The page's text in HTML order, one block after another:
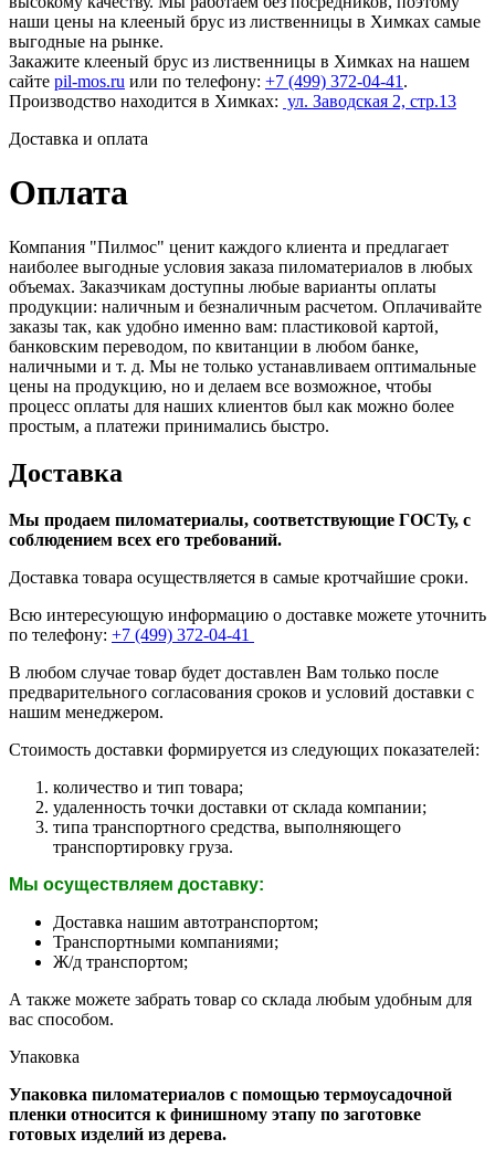
наши цены на клееный брус из лиственницы в Химках самые
выгодные на рынке.
Закажите клееный брус из лиственницы в Химках на нашем
сайте pil-mos.ru или по телефону: +7 (499) 372-04-41 .
Производство находится в Химках: ул. Заводская 2, стр.13
Доставка и оплата
Оплата
Компания "Пилмос" ценит каждого клиента и предлагает
наиболее выгодные условия заказа пиломатериалов в любых
объемах. Заказчикам доступны любые варианты оплаты
продукции: наличным и безналичным расчетом. Оплачивайте
заказы так, как удобно именно вам: пластиковой картой,
банковским переводом, по квитанции в любом банке,
наличными и т. д. Мы не только устанавливаем оптимальные
цены на продукцию, но и делаем все возможное, чтобы
процесс оплаты для наших клиентов был как можно более
простым, а платежи принимались быстро.
Доставка
Мы продаем пиломатериалы, соответствующие ГОСТу, с
соблюдением всех его требований.
Доставка товара осуществляется в самые кротчайшие сроки.
Всю интересующую информацию о доставке можете уточнить
по телефону: +7 (499) 372-04-41
В любом случае товар будет доставлен Вам только после
предварительного согласования сроков и условий доставки с
нашим менеджером.
Стоимость доставки формируется из следующих показателей:
количество и тип товара;
удаленность точки доставки от склада компании;
типа транспортного средства, выполняющего
транспортировку груза.
Мы осуществляем доставку:
Доставка нашим автотранспортом;
Транспортными компаниями;
Ж/д транспортом;
А также можете забрать товар со склада любым удобным для
вас способом.
Упаковка
Упаковка пиломатериалов с помощью термоусадочной
пленки относится к финишному этапу по заготовке
готовых изделий из дерева.